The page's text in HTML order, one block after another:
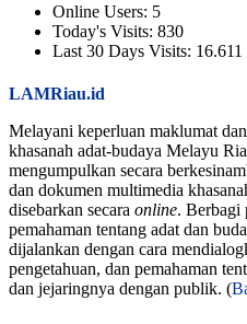
Online Users: 5
Today's Visits: 830
Last 30 Days Visits: 16.611
LAMRiau.id
Melayani keperluan maklumat
khasanah adat-budaya Melayu
mengumpulkan secara
dan dokumen multimedia
disebarkan secara online. Berbagi
pemahaman tentang adat dan
dijalankan dengan cara
pengetahuan, dan pemahaman
dan jejaringnya dengan publik. (